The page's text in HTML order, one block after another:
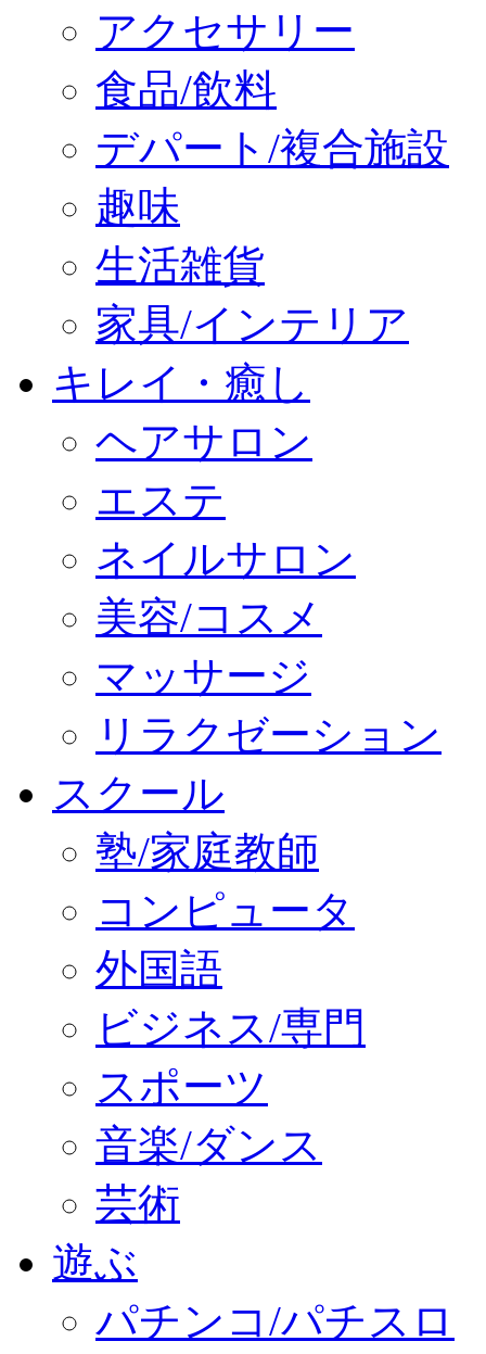
アクセサリー
食品/飲料
デパート/複合施設
趣味
生活雑貨
家具/インテリア
キレイ・癒し
ヘアサロン
エステ
ネイルサロン
美容/コスメ
マッサージ
リラクゼーション
スクール
塾/家庭教師
コンピュータ
外国語
ビジネス/専門
スポーツ
音楽/ダンス
芸術
遊ぶ
パチンコ/パチスロ